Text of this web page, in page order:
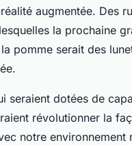
augmentée. Des
la prochaine
pomme serait des
seraient dotées de
révolutionner la
notre environnement